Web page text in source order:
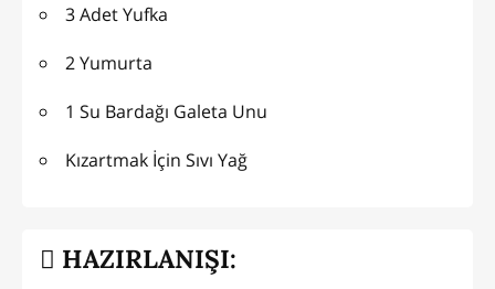
3 Adet Yufka
2 Yumurta
1 Su Bardağı Galeta Unu
Kızartmak İçin Sıvı Yağ
HAZIRLANIŞI: